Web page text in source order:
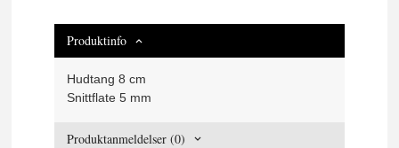
Produktinfo
Hudtang 8 cm
Snittflate 5 mm
Produktanmeldelser (0)